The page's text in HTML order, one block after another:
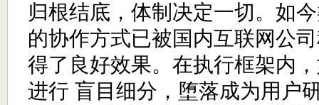
归根结底，体制决定一切。如
的协作方式已被国内互联网公
得了良好效果。在执行框架内
进行 盲目细分，堕落成为用户